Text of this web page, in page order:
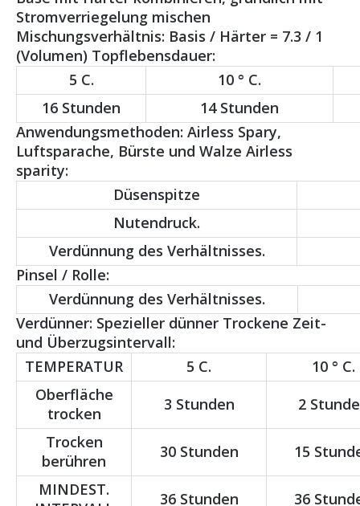
Stromverriegelung mischen
Mischungsverhältnis: Basis / Härter = 7.3 / 1
(Volumen) Topflebensdauer:
5 C.
10 ° C.
16 Stunden
14 Stunden
Anwendungsmethoden: Airless Spary,
Luftsparache, Bürste und Walze Airless
sparity:
Düsenspitze
Nutendruck.
Verdünnung des Verhältnisses.
Pinsel / Rolle:
Verdünnung des Verhältnisses.
Verdünner: Spezieller dünner Trockene Zeit-
und Überzugsintervall:
TEMPERATUR
5 C.
10 ° C.
Oberfläche
trocken
3 Stunden
2
Trocken
berühren
30 Stunden
15
MINDEST.
36 Stunden
36